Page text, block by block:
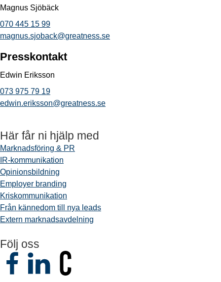
Magnus Sjöbäck
070 445 15 99
magnus.sjoback@greatness.se
Presskontakt
Edwin Eriksson
073 975 79 19
edwin.eriksson@greatness.se
Här får ni hjälp med
Marknadsföring & PR
IR-kommunikation
Opinionsbildning
Employer branding
Kriskommunikation
Från kännedom till nya leads
Extern marknadsavdelning
Följ oss